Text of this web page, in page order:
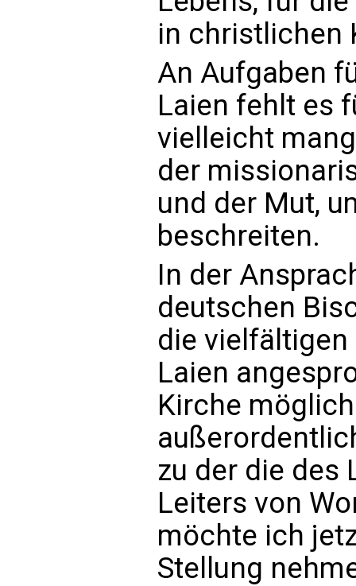
in christlichen
An Aufgaben
Laien fehlt es
vielleicht
der
und der Mut,
beschreiten.
In der
deutschen
die
Laien
Kirche
zu der die des
Leiters von
möchte ich
Stellung